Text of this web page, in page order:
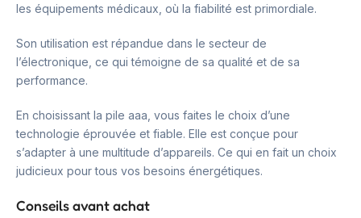
les équipements médicaux, où la fiabilité est primordiale.
Son utilisation est répandue dans le secteur de
l’électronique, ce qui témoigne de sa qualité et de sa
performance.
En choisissant la pile aaa, vous faites le choix d’une
technologie éprouvée et fiable. Elle est conçue pour
s’adapter à une multitude d’appareils. Ce qui en fait un choix
judicieux pour tous vos besoins énergétiques.
Conseils avant achat